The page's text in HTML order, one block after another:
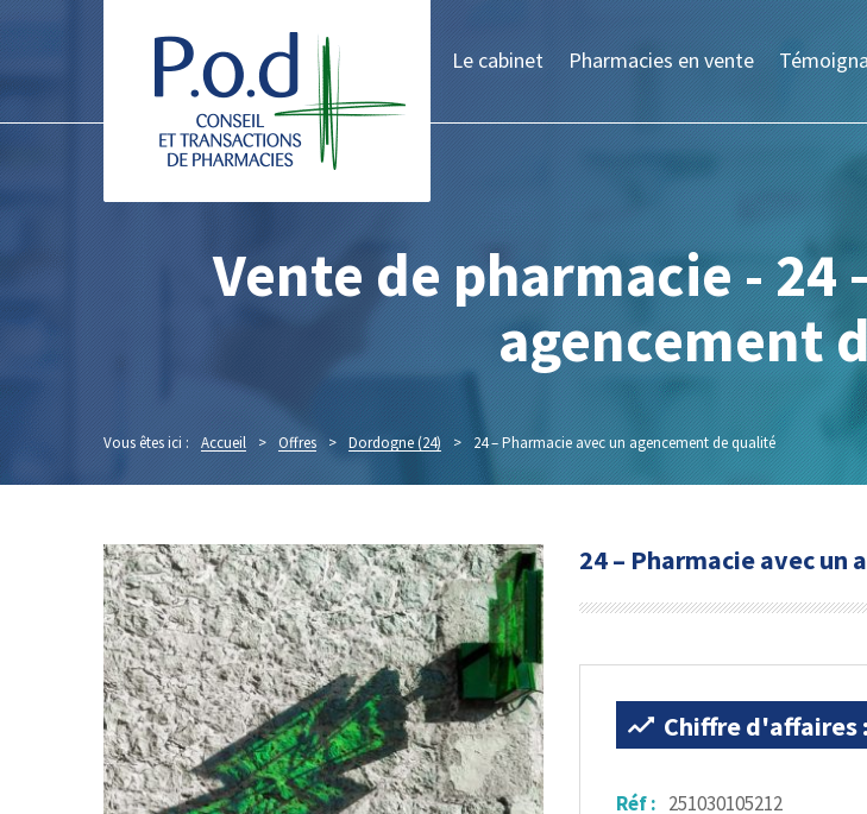
Le cabinet Pharmacies en vente
Vente de pharmacie - 24
agencement
Vous êtes ici : Accueil > Offres > Dordogne (24) > 24 – Pharmacie avec un agencement de qualité
24 – Pharmacie avec
Chiffre d'affaires
Réf : 251030105212